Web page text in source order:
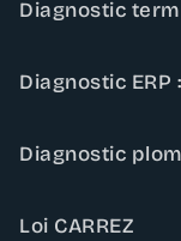
Diagnostic
Diagnostic
Diagnostic
Loi CARREZ